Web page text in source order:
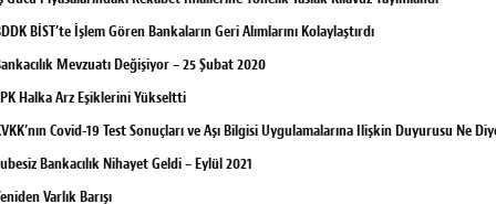
BİST’te İşlem Gören Bankaların Geri Alımlarını Kolaylaştırdı
Mevzuatı Değişiyor – 25 Şubat 2020
Halka Arz Eşiklerini Yükseltti
Covid-19 Test Sonuçları ve Aşı Bilgisi Uygulamalarına Ilişkin Duyurusu Ne
Bankacılık Nihayet Geldi – Eylül 2021
Varlık Barışı